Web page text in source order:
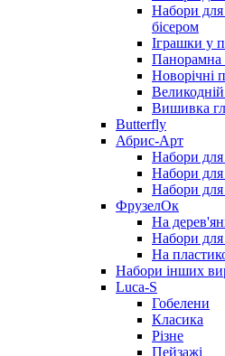
Набори
бісером
Іграшки у
Панорамна
Новорічні
Вишивка
Butterfly
Абрис-Арт
Набори для
Набори
Набори
ФрузелОк
На
Набори
На
Набори інших
Luca-S
Гобелени
Класика
Різне
Пейзажі